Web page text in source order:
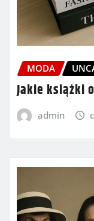
MODA
Jakie książki
admin